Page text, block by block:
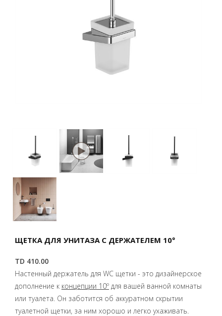
ЩЕТКА ДЛЯ УНИТАЗА С ДЕРЖАТЕЛЕМ 10°
TD 410.00
Настенный держатель для WC щетки - это дизайнерское
дополнение к концепции 10º для вашей ванной комнаты
или туалета. Он заботится об аккуратном скрытии
туалетной щетки, за ним хорошо и легко ухаживать.